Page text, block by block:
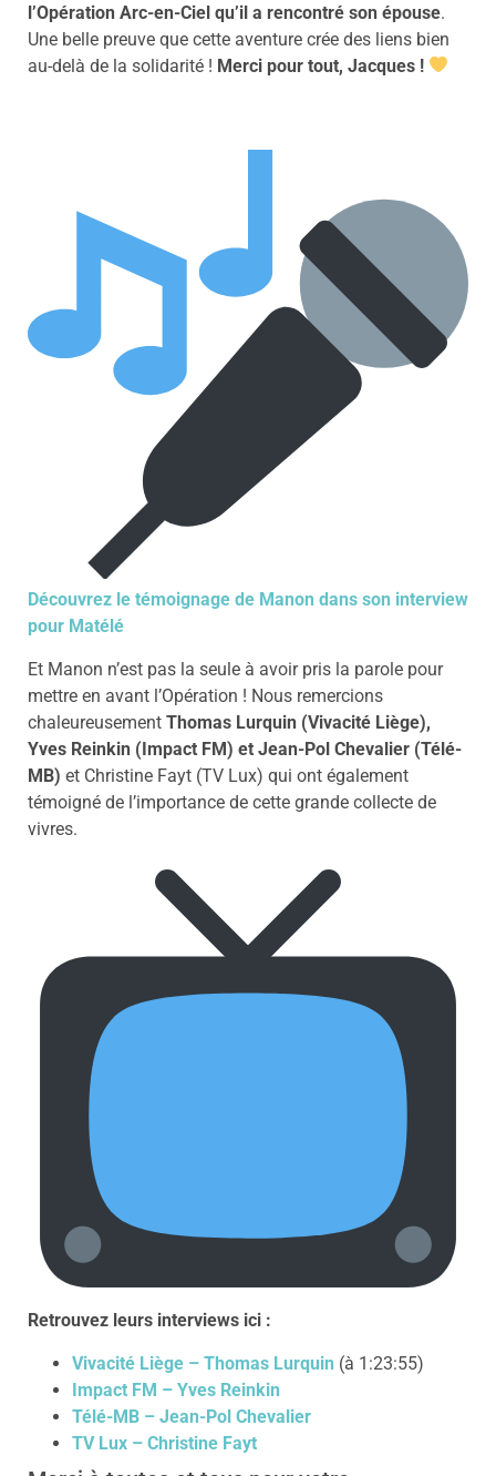
l’Opération Arc-en-Ciel qu’il a rencontré son épouse.
Une belle preuve que cette aventure crée des liens bien
au-delà de la solidarité ! Merci pour tout, Jacques !
Découvrez le témoignage de Manon dans son interview
pour Matélé
Et Manon n’est pas la seule à avoir pris la parole pour
mettre en avant l’Opération ! Nous remercions
chaleureusement Thomas Lurquin (Vivacité Liège),
Yves Reinkin (Impact FM) et Jean-Pol Chevalier (Télé-
MB) et Christine Fayt (TV Lux) qui ont également
témoigné de l’importance de cette grande collecte de
vivres.
Retrouvez leurs interviews ici :
Vivacité Liège – Thomas Lurquin (à 1:23:55)
Impact FM – Yves Reinkin
Télé-MB – Jean-Pol Chevalier
TV Lux – Christine Fayt